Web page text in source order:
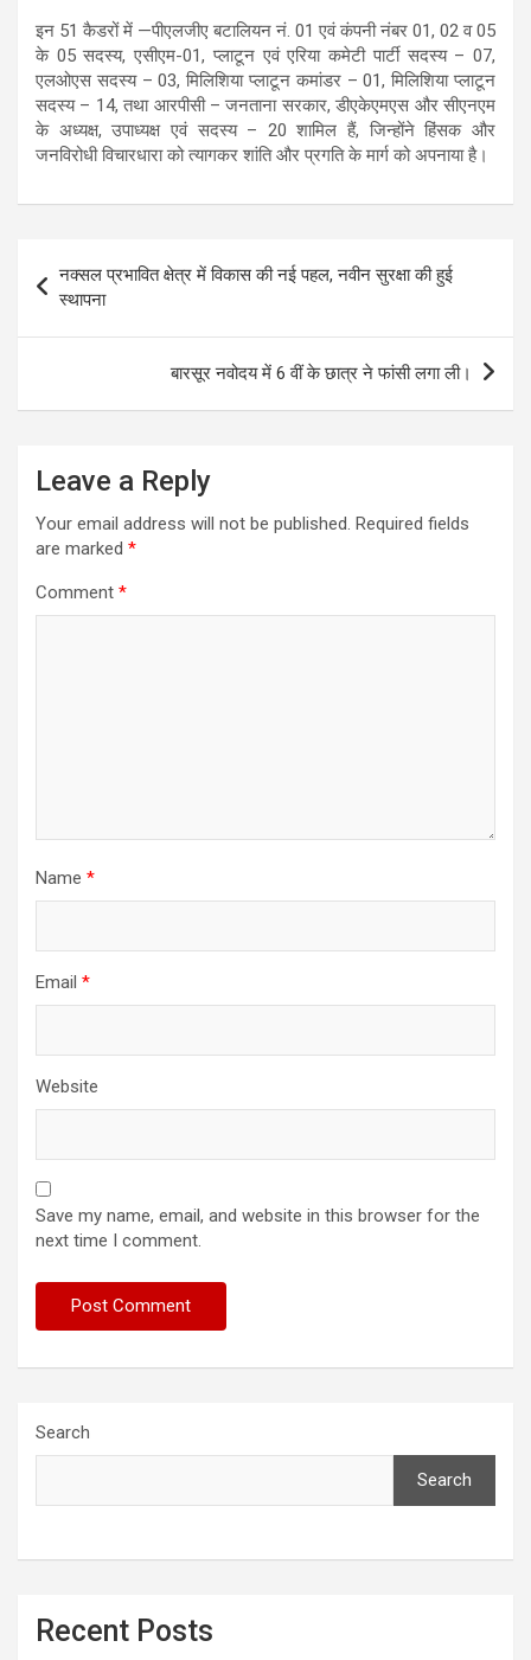
इन 51 कैडरों में —पीएलजीए बटालियन नं. 01 एवं कंपनी नंबर 01, 02 व 05
के 05 सदस्य, एसीएम-01, प्लाटून एवं एरिया कमेटी पार्टी सदस्य – 07,
एलओएस सदस्य – 03, मिलिशिया प्लाटून कमांडर – 01, मिलिशिया प्लाटून
सदस्य – 14, तथा आरपीसी – जनताना सरकार, डीएकेएमएस और सीएनएम
के अध्यक्ष, उपाध्यक्ष एवं सदस्य – 20 शामिल हैं, जिन्होंने हिंसक और
जनविरोधी विचारधारा को त्यागकर शांति और प्रगति के मार्ग को अपनाया है।
navigation
नक्सल प्रभावित क्षेत्र में विकास की नई पहल, नवीन सुरक्षा की हुई
स्थापना
बारसूर नवोदय में 6 वीं के छात्र ने फांसी लगा ली।
Leave a Reply
Your email address will not be published. Required fields
are marked *
Comment *
Name *
Email *
Website
Save my name, email, and website in this browser for the
next time I comment.
Search
Search
Recent Posts